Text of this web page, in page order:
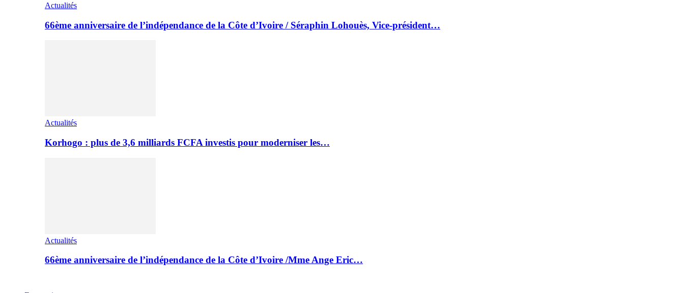
Actualités
66ème anniversaire de l’indépendance de la Côte d’Ivoire / Séraphin Lohouès, Vice-président…
Actualités
Korhogo : plus de 3,6 milliards FCFA investis pour moderniser les…
Actualités
66ème anniversaire de l’indépendance de la Côte d’Ivoire /Mme Ange Eric…